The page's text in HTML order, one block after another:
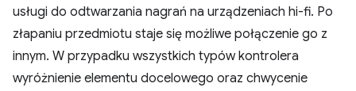
usługi do odtwarzania nagrań na urządzeniach hi-fi. Po
złapaniu przedmiotu staje się możliwe połączenie go z
innym. W przypadku wszystkich typów kontrolera
wyróżnienie elementu docelowego oraz chwycenie